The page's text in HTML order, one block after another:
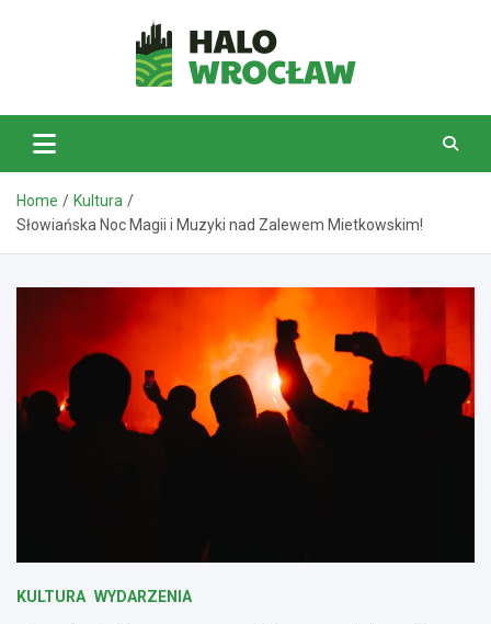
HaloWrocław.pl
Home
Kultura
Słowiańska Noc Magii i Muzyki nad Zalewem Mietkowskim!
KULTURA WYDARZENIA